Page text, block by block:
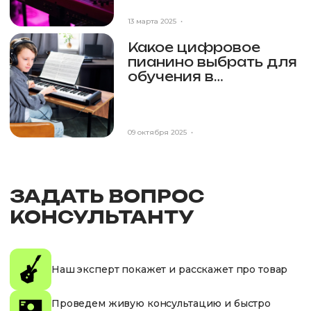
13 марта 2025 •
Какое цифровое
пианино выбрать для
обучения в
09 октября 2025 •
ЗАДАТЬ ВОПРОС
КОНСУЛЬТАНТУ
Наш эксперт покажет и расскажет про товар
Проведем живую консультацию и быстро